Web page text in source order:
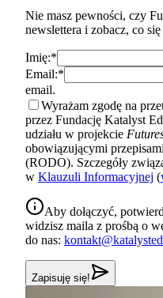
Nie masz pewności, czy
newslettera i zobacz, co
Imię:*
Email:*
email.
Wyrażam zgodę na
przez Fundację Katalyst
udziału w projekcie
obowiązującymi
(RODO). Szczegóły
w Klauzuli Informacyjnej (
Aby dołączyć,
widzisz maila z prośbą o
do nas:
Zapisuję się!